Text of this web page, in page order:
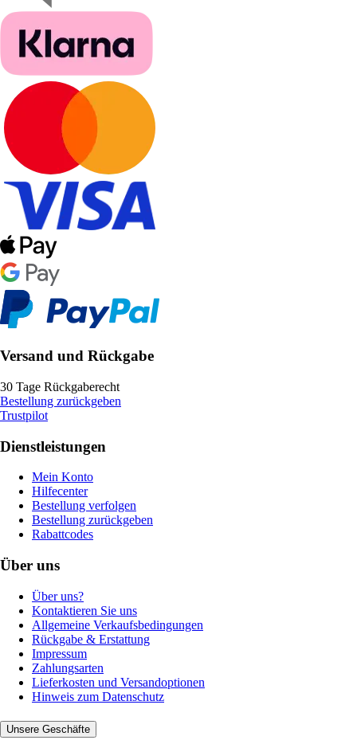
Versand und Rückgabe
30 Tage Rückgaberecht
Bestellung zurückgeben
Trustpilot
Dienstleistungen
Mein Konto
Hilfecenter
Bestellung verfolgen
Bestellung zurückgeben
Rabattcodes
Über uns
Über uns?
Kontaktieren Sie uns
Allgemeine Verkaufsbedingungen
Rückgabe & Erstattung
Impressum
Zahlungsarten
Lieferkosten und Versandoptionen
Hinweis zum Datenschutz
Unsere Geschäfte